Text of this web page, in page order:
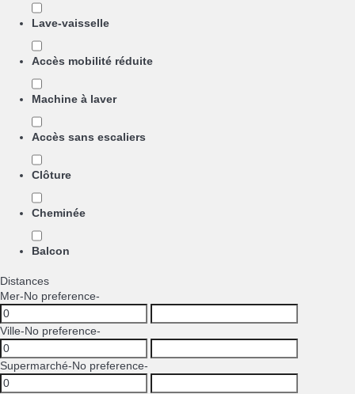
Lave-vaisselle
Accès mobilité réduite
Machine à laver
Accès sans escaliers
Clôture
Cheminée
Balcon
Distances
Mer-No preference-
Ville-No preference-
Supermarché-No preference-